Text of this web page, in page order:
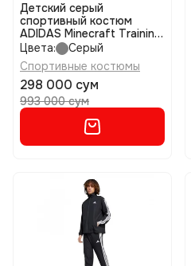
Детский серый
спортивный костюм
ADIDAS Minecraft Training
Jogger размер 104
Цвета:
Серый
Спортивные костюмы
298 000 сум
993 000 сум